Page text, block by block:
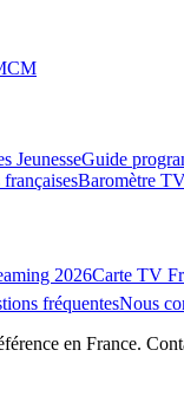
JeunesseGuide
Baromètre
2026Carte TV
fréquentesNous
en France.